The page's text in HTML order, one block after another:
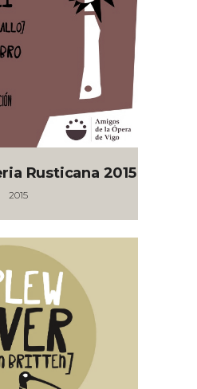
Rusticana 2015
2015